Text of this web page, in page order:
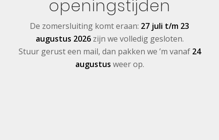
openingstijden
De zomersluiting komt eraan: 27 juli t/m 23
augustus 2026zijn we volledig gesloten.
Stuur gerust een mail, dan pakken we ’m vanaf 24
augustus weer op.